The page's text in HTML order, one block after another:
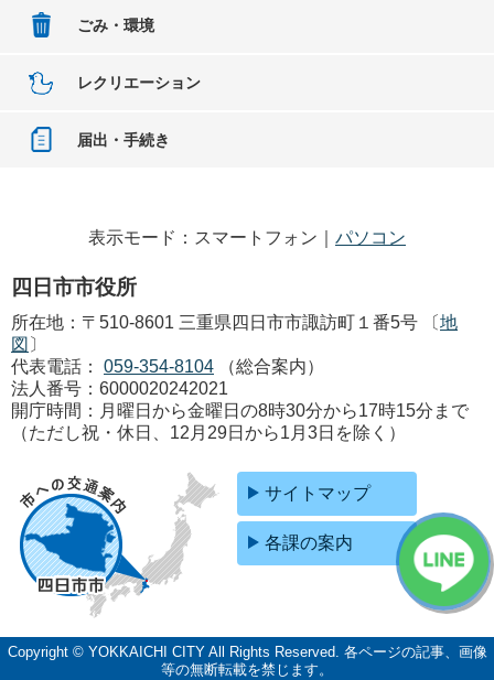
ごみ・環境
レクリエーション
届出・手続き
表示モード：スマートフォン｜ パソコン
四日市市役所
所在地：〒510-8601 三重県四日市市諏訪町１番5号 〔地
図 〕
代表電話：
059-354-8104
（総合案内）
法人番号：6000020242021
開庁時間：月曜日から金曜日の8時30分から17時15分まで
（ただし祝・休日、12月29日から1月3日を除く）
サイトマップ
各課の案内
Copyright © YOKKAICHI CITY All Rights Reserved. 各ページの記事、画像
等の無断転載を禁じます。